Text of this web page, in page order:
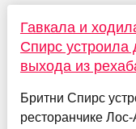
Гавкала и
Спирс устроила
выхода из
Бритни Спирс
ресторанчике